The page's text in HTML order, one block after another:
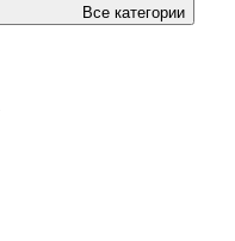
Все категории